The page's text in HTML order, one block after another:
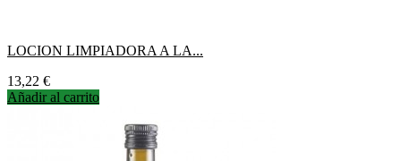
LOCION LIMPIADORA A LA...
Precio
13,22 €
Añadir al carrito